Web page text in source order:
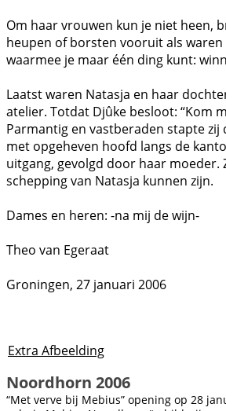
Om haar vrouwen kun je niet heen,
heupen of borsten vooruit als waren
waarmee je maar één ding kunt:
Laatst waren Natasja en haar
atelier. Totdat Djûke besloot: “Kom
Parmantig en vastberaden stapte zij
met opgeheven hoofd langs de
uitgang, gevolgd door haar moeder.
schepping van Natasja kunnen zijn.
Dames en heren: -na mij de wijn-
Theo van Egeraat
Groningen, 27 januari 2006
Extra Afbeelding
Noordhorn 2006
“Met verve bij Mebius” opening op 28